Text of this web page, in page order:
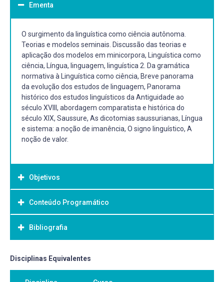
Ementa
O surgimento da linguística como ciência autônoma.
Teorias e modelos seminais. Discussão das teorias e
aplicação dos modelos em minicorpora, Linguística como
ciência, Língua, linguagem, linguística 2. Da gramática
normativa à Linguística como ciência, Breve panorama
da evolução dos estudos de linguagem, Panorama
histórico dos estudos linguísticos da Antiguidade ao
século XVIII, abordagem comparatista e histórica do
século XIX, Saussure, As dicotomias saussurianas, Língua
e sistema: a noção de imanência, O signo linguístico, A
noção de valor.
Objetivos
Objetivo Geral:
Dar início ao estudo científico das línguas, Compreender a
teoria saussureana, Reconhecer e a evitar o preconceito
Conteúdo Programático
Bibliografia
Bibliografia Básica:
ANDRADE, Glícia Kelline Santos; SANTANA, Isabela Marília;
Disciplinas Equivalentes